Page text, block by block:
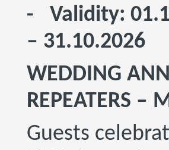
- Validity:
– 31.10.2026
WEDDING
REPEATERS
Guests